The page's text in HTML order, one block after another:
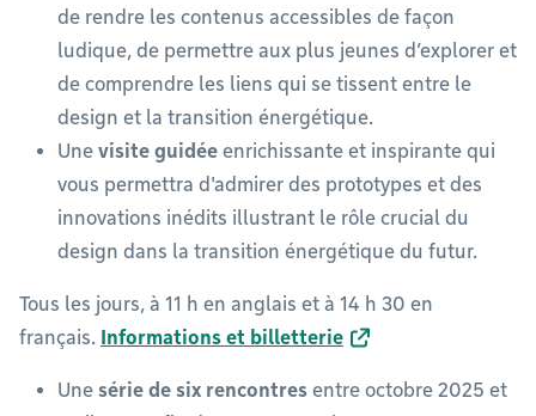
de rendre les contenus accessibles de façon
ludique, de permettre aux plus jeunes d’explorer et
de comprendre les liens qui se tissent entre le
design et la transition énergétique.
Une visite guidée enrichissante et inspirante qui
vous permettra d'admirer des prototypes et des
innovations inédits illustrant le rôle crucial du
design dans la transition énergétique du futur.
Tous les jours, à 11 h en anglais et à 14 h 30 en
français. Informations et billetterie
Une série de six rencontres entre octobre 2025 et